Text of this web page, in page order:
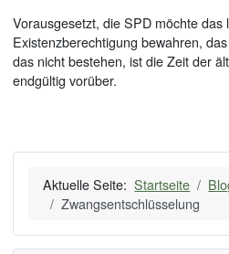
Vorausgesetzt, die SPD möchte das
Existenzberechtigung bewahren,
das nicht bestehen, ist die Zeit der
endgültig vorüber.
Aktuelle Seite:Startseite
Zwangsentschlüsselung